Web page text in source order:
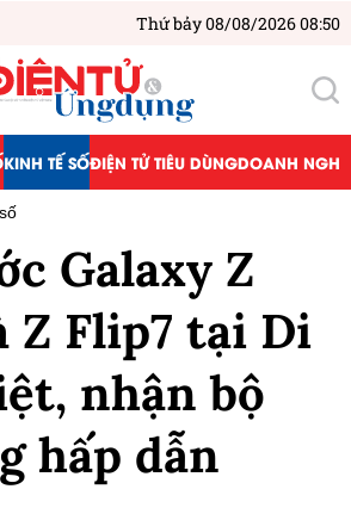
Thứ bảy 08/08/2026 08:50
KINH TẾ SỐĐIỆN TỬ TIÊU DÙNGDOANH
Galaxy Z
Z Flip7 tại Di
nhận bộ
hấp dẫn